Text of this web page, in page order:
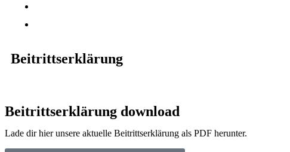
Beitrittserklärung
Beitrittserklärung download
Lade dir hier unsere aktuelle Beitrittserklärung als PDF herunter.